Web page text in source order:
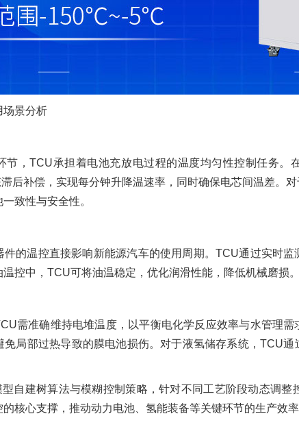
场景分析
节，TCU承担着电池充放电过程的温度均匀性控制任务。
后补偿，实现每分钟升降温速率，同时确保电芯间温差。
致性与安全性。
件的温控直接影响新能源汽车的使用周期。TCU通过实时
控中，TCU可将油温稳定，优化润滑性能，降低机械磨损。
需准确维持电堆温度，以平衡电化学反应效率与水管理
免局部过热导致的膜电池损伤。对于液氢储存系统，TCU
自建树算法与模糊控制策略，针对不同工艺阶段动态调整
核心支撑，推动动力电池、氢能装备等关键环节的生产效率